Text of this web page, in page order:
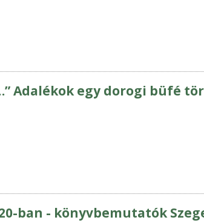
Adalékok egy dorogi büfé
ban - könyvbemutatók